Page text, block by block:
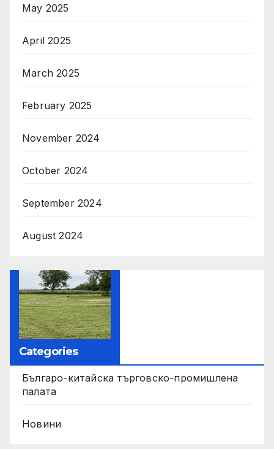
May 2025
April 2025
March 2025
February 2025
November 2024
October 2024
September 2024
August 2024
Categories
Българо-китайска търговско-промишлена
палата
Новини